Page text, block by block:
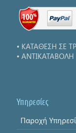
• ΚΑΤΑΘΕΣΗ ΣΕ
• ΑΝΤΙΚΑΤΑΒΟΛΗ
Υπηρεσίες
Παροχή